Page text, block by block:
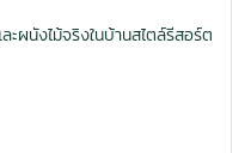
ผนังไม้จริงในบ้านสไตล์รีสอร์ต